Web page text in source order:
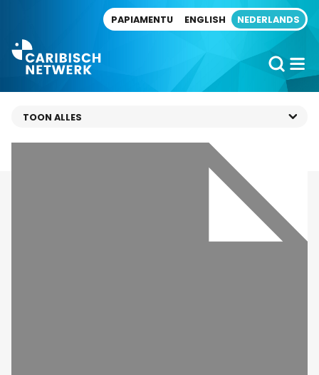
PAPIAMENTU ENGLISH NEDERLANDS